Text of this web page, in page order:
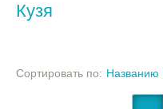
Контакты
Кузя
Сортировать по: Названию